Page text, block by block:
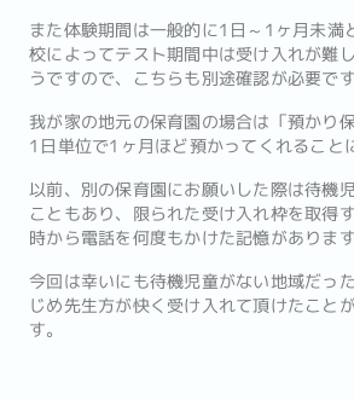
また体験期間は一般的に1日～1ヶ月未満
校によってテスト期間中は受け入れが難
うですので、こちらも別途確認が必要です
我が家の地元の保育園の場合は「預かり
1日単位で1ヶ月ほど預かってくれること
以前、別の保育園にお願いした際は待機
こともあり、限られた受け入れ枠を取得
時から電話を何度もかけた記憶がありま
今回は幸いにも待機児童がない地域だっ
じめ先生方が快く受け入れて頂けたこと
す。